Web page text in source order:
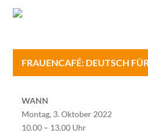
FRAUENCAFÉ: DEUTSCH
WANN
Montag, 3. Oktober 2022
10.00 – 13.00 Uhr